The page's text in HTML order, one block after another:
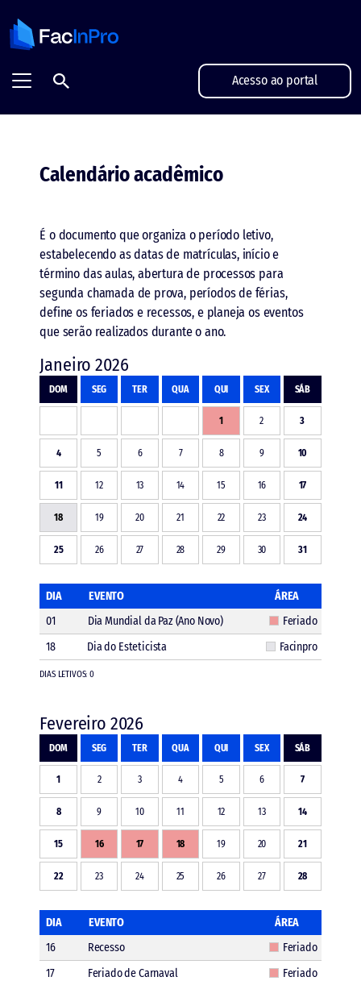
FacInPro - Projetamos grandes
Acesso ao portal
Calendário acadêmico
É o documento que organiza o período letivo,
estabelecendo as datas de matrículas, início e
término das aulas, abertura de processos para
segunda chamada de prova, períodos de férias,
define os feriados e recessos, e planeja os eventos
que serão realizados durante o ano.
Janeiro 2026
DOM SEG TER QUA QUI SEX SÁB
1 2 3
4 5 6 7 8 9 10
11 12 13 14 15 16 17
18 19 20 21 22 23 24
25 26 27 28 29 30 31
DIA EVENTO
ÁREA
01
Dia Mundial da Paz (Ano Novo)
Feriado
18
Dia do Esteticista Facinpro
DIAS LETIVOS: 0
Fevereiro 2026
DOM SEG TER QUA QUI SEX SÁB
1 2 3 4 5 6 7
8 9 10 11 12 13 14
15 16 17 18 19 20 21
22 23 24 25 26 27 28
DIA EVENTO
ÁREA
16
Recesso
Feriado
17
Feriado de Carnaval
Feriado